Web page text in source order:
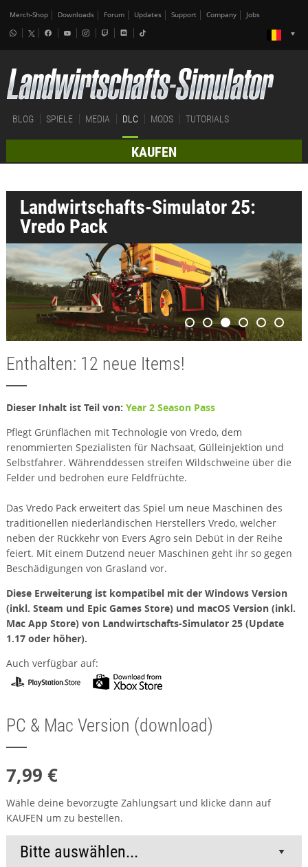
Merch-Shop Downloads Forum Updates Support Company Jobs
BLOG SPIELE MEDIA DLC MODS TUTORIALS
KAUFEN
Landwirtschafts-Simulator 25:
Vredo Pack
Enthalten: 12 neue Items!
Dieser Inhalt ist Teil von: Year 2 Season Pass
Pflegt Grünflächen mit Technologie von Vredo, dem
renommierten Spezialisten für Nachsaat, Gülleinjektion und
Selbstfahrer. Währenddessen streifen Wildschweine über die
Felder und bedrohen eure Feldfrüchte.
Das Vredo Pack erweitert das Spiel um neue Maschinen des
traditionellen niederländischen Herstellers Vredo, welcher
neben der Rückkehr von Evers Agro sein Debüt in der Reihe
feiert. Mit einem Dutzend neuer Maschinen geht ihr so gegen
Beschädigungen von Grasland vor.
Diese Erweiterung ist kompatibel mit der Windows Version
(inkl. Steam und Epic Games Store) und macOS Version (inkl.
Mac App Store) von Landwirtschafts-Simulator 25 (Update
1.17 oder höher).
Auch verfügbar auf:
PC & Mac Version (download)
7,99 €
Wähle deine bevorzugte Zahlungsart und klicke dann auf
KAUFEN um zu bestellen.